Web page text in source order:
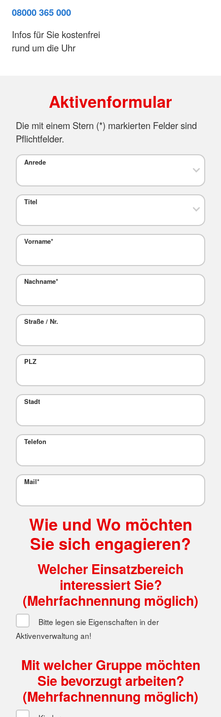
08000 365 000
Infos für Sie kostenfrei
rund um die Uhr
Aktivenformular
Die mit einem Stern (*) markierten Felder sind
Pflichtfelder.
Anrede
Titel
Vorname*
Nachname*
Straße / Nr.
PLZ
Stadt
Telefon
Mail*
Wie und Wo möchten
Sie sich engagieren?
Welcher Einsatzbereich
interessiert Sie?
(Mehrfachnennung möglich)
Bitte legen sie Eigenschaften in der
Aktivenverwaltung an!
Mit welcher Gruppe möchten
Sie bevorzugt arbeiten?
(Mehrfachnennung möglich)